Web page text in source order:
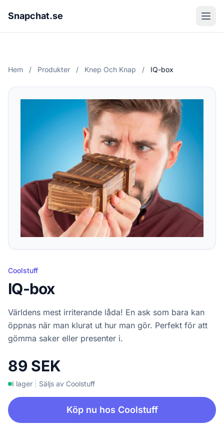
Snapchat.se
Hem / Produkter / Knep Och Knap / IQ-box
Coolstuff
IQ-box
Världens mest irriterande låda! En ask som bara kan
öppnas när man klurat ut hur man gör. Perfekt för att
gömma saker eller presenter i.
89 SEK
I lager Säljs av Coolstuff
Köp nu hos Coolstuff